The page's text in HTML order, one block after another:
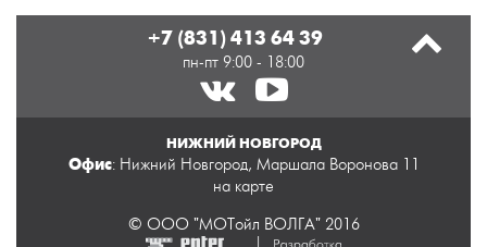
+7 (831) 413 64 39
пн-пт 9:00 - 18:00
НИЖНИЙ НОВГОРОД
Офис: Нижний Новгород, Маршала Воронова 11
на карте
© ООО "МОТойл ВОЛГА" 2016